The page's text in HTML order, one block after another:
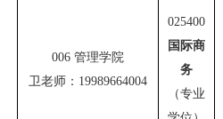
006管理学院
卫老师： 19989664004
025400
国际商
务
（专业